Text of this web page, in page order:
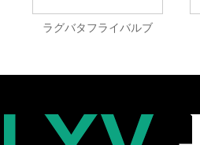
ラグバタフライバルブ